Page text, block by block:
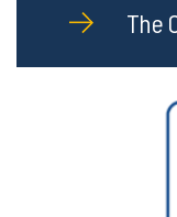
The